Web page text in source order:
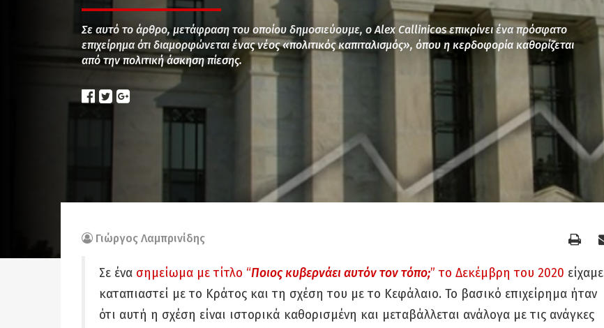
Σε αυτό το άρθρο, μετάφραση του οποίου δημοσιεύουμε, ο Alex Callinicos επικρίνει ένα πρόσφατο
επιχείρημα ότι διαμορφώνεται ένας νέος «πολιτικός καπιταλισμός», όπου η κερδοφορία καθορίζεται
από την πολιτική άσκηση πίεσης.
Γιώργος Λαμπρινίδης
Σε ένα σημείωμα με τίτλο “Ποιος κυβερνάει αυτόν τον τόπο;” το Δεκέμβρη του 2020 είχαμε
καταπιαστεί με το Κράτος και τη σχέση του με το Κεφάλαιο. Το βασικό επιχείρημα ήταν
ότι αυτή η σχέση είναι ιστορικά καθορισμένη και μεταβάλλεται ανάλογα με τις ανάγκες